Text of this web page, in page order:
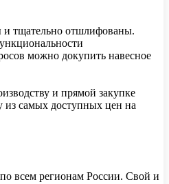
и тщательно отшлифованы.
можно докупить навесное
и прямой закупке
из самых доступных цен на
всем регионам России. Свой и